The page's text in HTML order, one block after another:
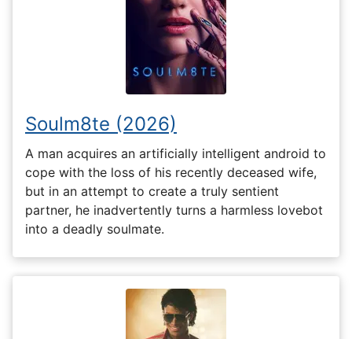
Soulm8te (2026)
A man acquires an artificially intelligent android to
cope with the loss of his recently deceased wife,
but in an attempt to create a truly sentient
partner, he inadvertently turns a harmless lovebot
into a deadly soulmate.